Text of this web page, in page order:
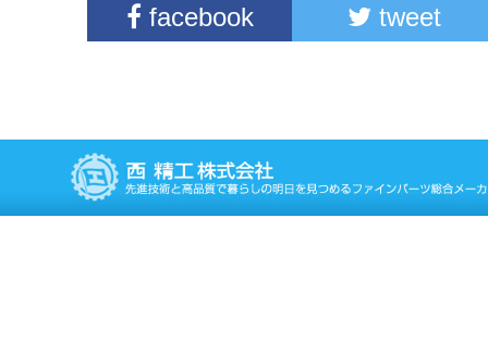
facebook tweet